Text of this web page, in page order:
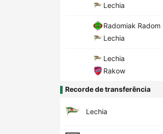
Lechia
Radomiak Radom
Lechia
Lechia
Rakow
Recorde de transferência
Lechia